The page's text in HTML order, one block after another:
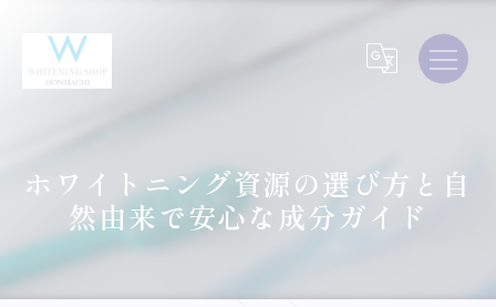
ホワイトニング資源の選び方と自
然由来で安心な成分ガイド